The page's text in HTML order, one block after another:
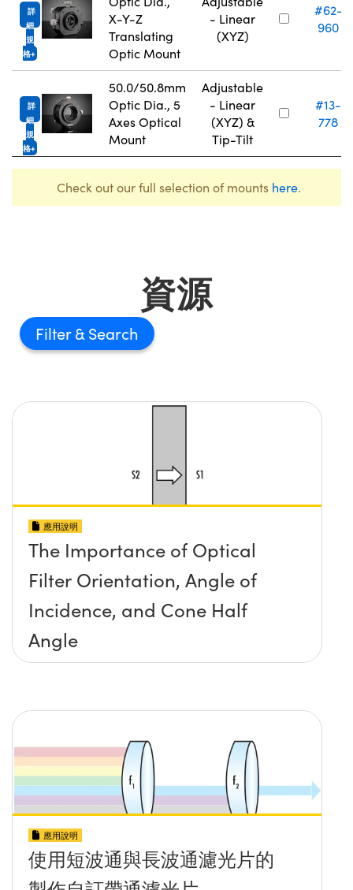
詳
細
規
格
X-Y-Z
Translating
Optic Mount
- Linear
(XYZ)
#62-
960
詳
細
規
格
50.0/50.8mm
Optic Dia., 5
Axes Optical
Mount
Adjustable
- Linear
(XYZ) &
Tip-Tilt
#13-
778
Check out our full selection of mounts here.
資源
Filter
應用說明
The Importance of Optical
Filter Orientation, Angle of
Incidence, and Cone Half
Angle
應用說明
使用短波通與長波通濾光片的